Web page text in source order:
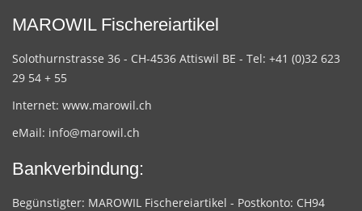
MAROWIL Fischereiartikel
Solothurnstrasse 36 - CH-4536 Attiswil BE - Tel: +41 (0)32 623
29 54 + 55
Internet: www.marowil.ch
eMail: info@marowil.ch
Bankverbindung:
Begünstigter: MAROWIL Fischereiartikel - Postkonto: CH94